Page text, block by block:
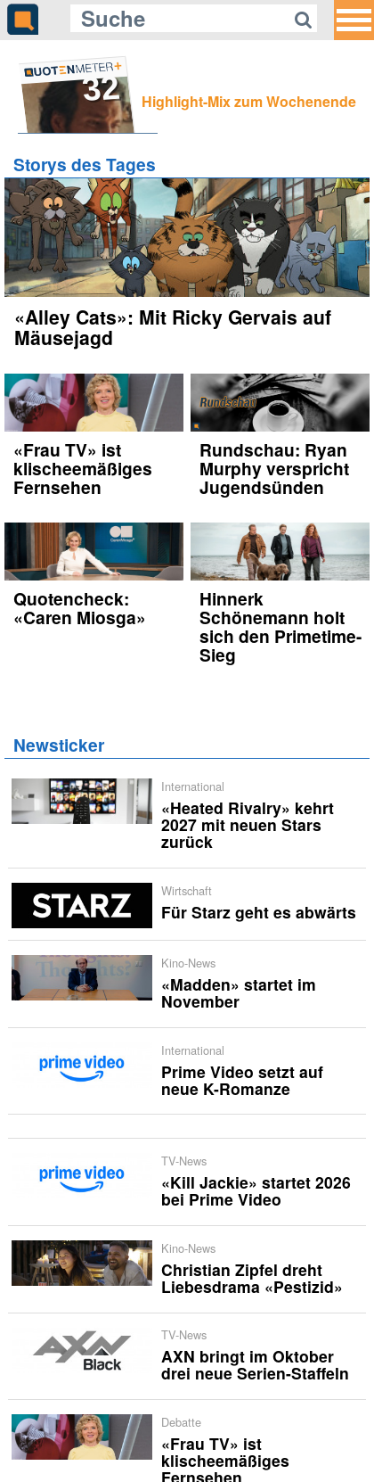
32 Highlight-Mix zum Wochenende
Storys des Tages
«Alley Cats»: Mit Ricky Gervais auf
Mäusejagd
«Frau TV» ist
klischeemäßiges
Fernsehen
Rundschau: Ryan
Murphy verspricht
Jugendsünden
Quotencheck:
«Caren Miosga»
Hinnerk
Schönemann holt
sich den Primetime-
Sieg
Newsticker
International
«Heated Rivalry» kehrt
2027 mit neuen Stars
zurück
Wirtschaft
Für Starz geht es abwärts
Kino-News
«Madden» startet im
November
International
Prime Video setzt auf
neue K-Romanze
TV-News
«Kill Jackie» startet 2026
bei Prime Video
Kino-News
Christian Zipfel dreht
Liebesdrama «Pestizid»
TV-News
AXN bringt im Oktober
drei neue Serien-Staffeln
Debatte
«Frau TV» ist
klischeemäßiges
Fernsehen